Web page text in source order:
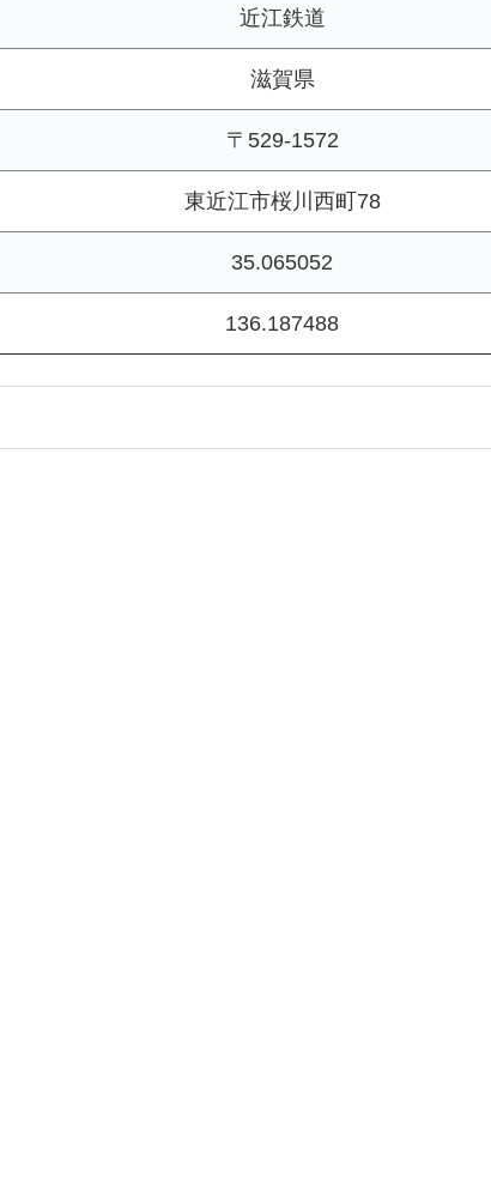
近江鉄道
滋賀県
〒529-1572
東近江市桜川西町78
35.065052
136.187488